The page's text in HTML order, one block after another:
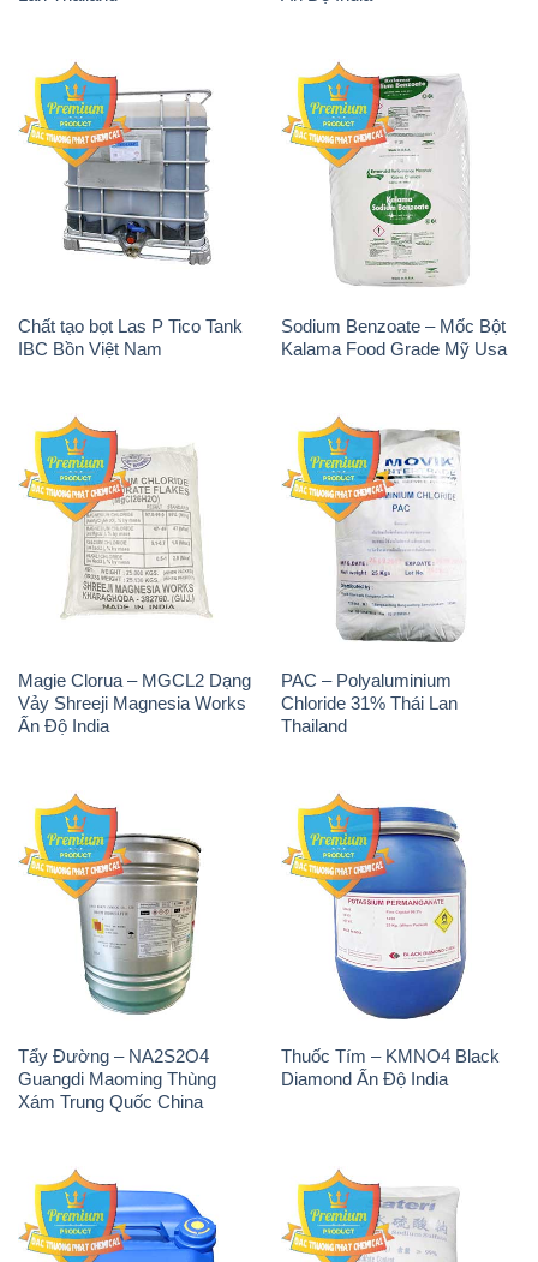
Chất tạo bọt Las P Tico Tank
IBC Bồn Việt Nam
Sodium Benzoate – Mốc Bột
Kalama Food Grade Mỹ Usa
Magie Clorua – MGCL2 Dạng
Vảy Shreeji Magnesia Works
Ấn Độ India
PAC – Polyaluminium
Chloride 31% Thái Lan
Thailand
Tẩy Đường – NA2S2O4
Guangdi Maoming Thùng
Xám Trung Quốc China
Thuốc Tím – KMNO4 Black
Diamond Ấn Độ India